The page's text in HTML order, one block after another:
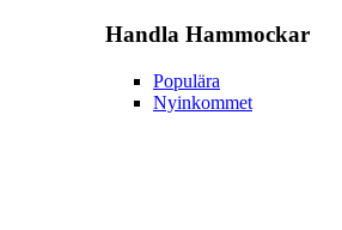
Handla Hammockar
Populära
Nyinkommet